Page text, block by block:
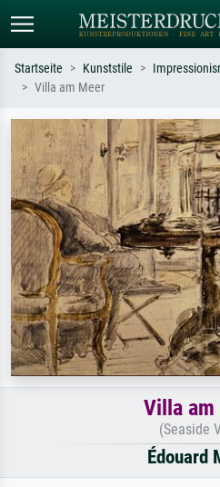
Suchen Sie nach Künstlern, Werktiteln
oder Stilen – z.B. Monet,
Sternennacht, Impressionismus, Welle
Hokusai, Akt.
Startseite Kunststile
Villa am Meer
Villa am
(Seaside
Édouard